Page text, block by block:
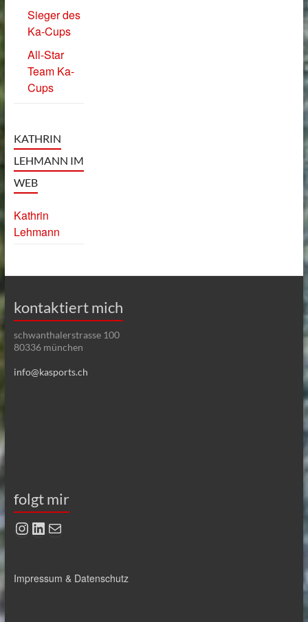
Sieger des
Ka-Cups
All-Star
Team Ka-
Cups
KATHRIN
LEHMANN IM
WEB
Kathrin
Lehmann
kontaktiert mich
schwanthalerstrasse 100
80336 münchen
info@kasports.ch
folgt mir
Instagram
LinkedIn
E-Mail
Impressum & Datenschutz